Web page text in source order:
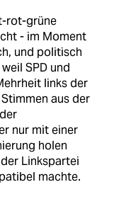
rot-grüne
- im Moment
und politisch
SPD und
links der
aus der
nur mit einer
holen
Linkspartei
machte.